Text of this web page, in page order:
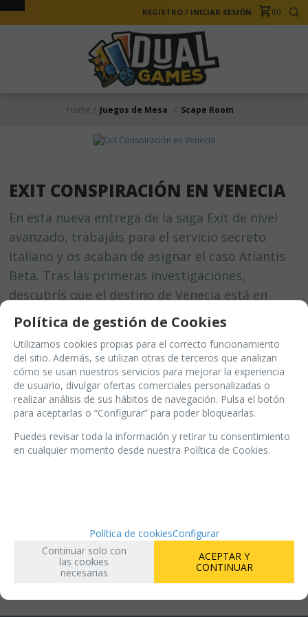
REGISTRO / INICIAR SESIÓN 0
Home Juegos de Mesa Scape Room
EXIT CONSPIRACIÓN EN VENECIA
En esta nueva entrega de la saga Exit de nivel
avanzado, trabajáis para el servicio secreto
italiano y os acaban de asignar el caso Atlantis
Beta. Tras las primeras investigaciones,
descubrís que el destino de Venecia está en
vuestras manos: ¿conseguiréis detener el
complot que pretende destruir la ciudad de los
canales?
últimas unidades en stock(1)
Política de gestión de Cookies
Utilizamos cookies propias para el correcto funcionamiento
del sitio. Además, se utilizan otras de terceros que analizan
cómo se usan nuestros servicios para mejorar la experiencia
de usuario, divulgar ofertas comerciales personalizadas o
realizar análisis de sus hábitos de navegación. Pulsa el botón
para aceptarlas o “Configurar” para poder bloquearlas.
Puedes revisar toda la información y retirar tu consentimiento
en cualquier momento desde nuestra Política de Cookies.
Política de cookiesConfigurar
Continuar solo con
las cookies
necesarias
ACEPTAR Y
CONTINUAR